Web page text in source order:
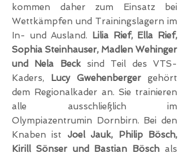
kommen daher zum Einsatz bei
Wettkämpfen und Trainingslagern im
In- und Ausland.
Lilia Rief, Ella Rief,
Sophia Steinhauser, Madlen Wehinger
und Nela Beck sind Teil des VTS-
Kaders,
Lucy Gwehenberger gehört
dem Regionalkader an. Sie trainieren
alle ausschließlich im
Olympiazentrumin Dornbirn. Bei den
Knaben ist Joel Jauk, Philip Bösch,
Kirill Sönser und Bastian Bösch als